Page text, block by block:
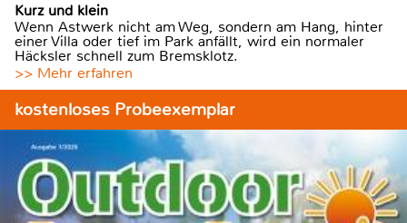
Kurz und klein
Wenn Astwerk nicht am Weg, sondern am Hang, hinter
einer Villa oder tief im Park anfällt, wird ein normaler
Häcksler schnell zum Bremsklotz.
>> Mehr erfahren
kostenloses Probeexemplar